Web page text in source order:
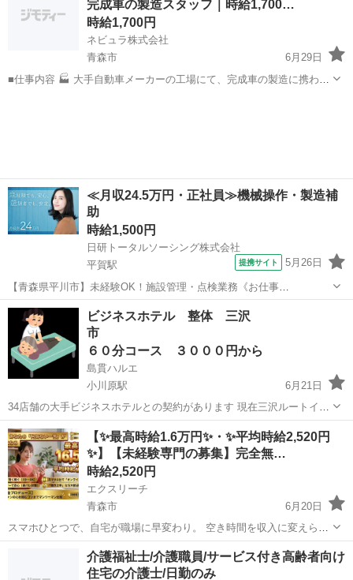
り、都合の良いエ...完成車の製造スタッフ｜時給1,700…
時給1,700円
ネビュラ株式会社
青森市
6月29日
■仕事内容 🏭 大手自動車メーカーの工場にて、完成車の製造に携わる
≪月収24.5万円・正社員≫機械操作・製造補
助
時給1,500円
日研トータルソーシング株式会社
平賀駅
提携サイト 5月26日
【青森県平川市】未経験OK！施設管理・点検業務《お仕事
No.NS0228》 お仕事について 工場設備および屋外設備の管理・点検業
務を担当します。不具合箇所の工事立ち合い、計器や薬品などの管
理、データ作成といった作業になりま...
青森 平川市 平賀駅
ビジネスホテル 整体 三沢
市
６０分コース ３０００円から
島貫ハルエ
小川原駅
6月21日
34店舗の大手ビジネスホテルとの契約があります 現在三沢ルートイン
ホテルに出張整体 マッサージ セラピストを募集します！ 未経験者
は在籍しているスタッフより研修を受けて頂きます！ スタイルに縛り
はなく、...
青森 三沢市 小川原駅 その他 スタッフ
【✨最高時給1.6万円✨・✨平均時給2,520円
✨】【未経験専門の募集】完全無…
時給2,520円
エクスリーチ
青森市
6月20日
スマホひとつで、自宅が職場に早変わり。 空き時間を収入に変えられ
る、ライブ配信スタッフを募集しています！ ■ お仕事内容 配信アプリ
でのリスナーさんとの雑談・コミュニケーション業務 ※特別な特技は
不要。普通の会話...
その他 顔出し
介護福祉士/介護職員/サービス付き高齢者向け
住宅の介護士/日勤のみ